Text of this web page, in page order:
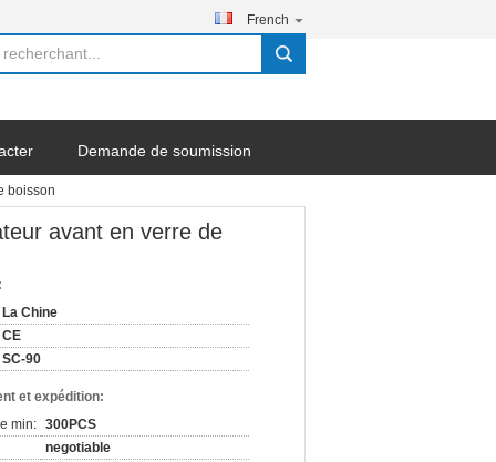
French
search
Demande de soumission
boisson
avant en verre de
La Chine
CE
SC-90
et expédition:
min: 300PCS
negotiable